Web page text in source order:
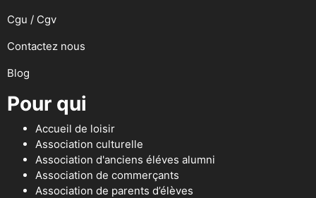
Cgu / Cgv
Contactez nous
Blog
Pour qui
Accueil de loisir
Association culturelle
Association d'anciens éléves alumni
Association de commerçants
Association de parents d’élèves